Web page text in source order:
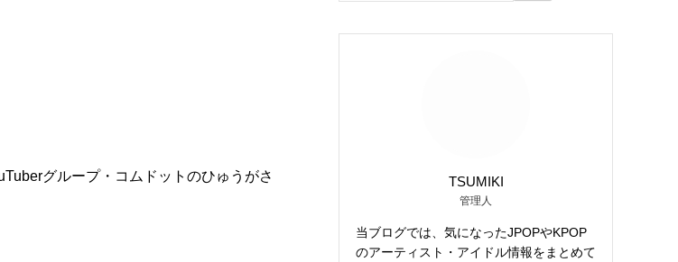
グループ・コムドットのひゅうがさ
TSUMIKI
管理人
当ブログでは、気になったJPOPやKPOP
のアーティスト・アイドル情報をまとめて